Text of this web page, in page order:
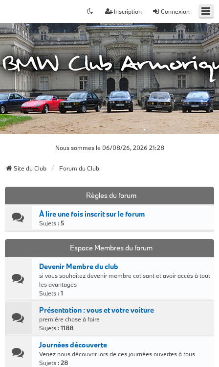
Connexion
Inscription
Nous sommes le 06/08/26, 2026 21:28
Site du Club Forum du Club
Règles du forum
À lire une fois inscrit sur le forum
Sujets : 5
Espace Membres du forum
Devenir Membre du club
si vous souhaitez devenir membre cotisant et avoir accès à tout
les avantages
Sujets :1
Présentation : vous et votre voiture
première chose à faire
Sujets :1188
Journées découverte
Venez nous découvrir lors de ces journées ouvertes à tous
Sujets :28